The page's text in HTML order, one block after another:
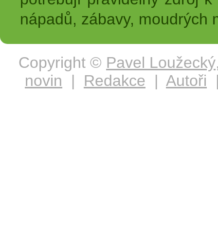
nápadů, zábavy, moudrých
Copyright © Pavel Loužecký
novin | Redakce | Autoři